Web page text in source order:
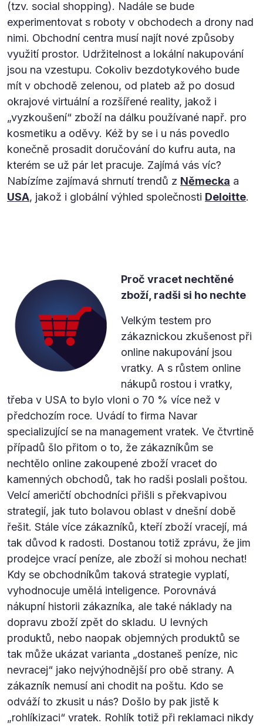
(tzv. social shopping). Nadále se bude
experimentovat s roboty v obchodech a drony nad
nimi. Obchodní centra musí najít nové způsoby
využití prostor. Udržitelnost a lokální nakupování
jsou na vzestupu. Cokoliv bezdotykového bude
mít v obchodě zelenou, od plateb až po dosud
okrajové virtuální a rozšířené reality, jakož i
„vyzkoušení“ zboží na dálku používané např. pro
kosmetiku a oděvy. Kéž by se i u nás povedlo
konečně prosadit doručování do kufru auta, na
kterém se už pár let pracuje. Zajímá vás víc?
Nabízíme zajímavá shrnutí trendů z Německa a
USA, jakož i globální výhled společnosti Deloitte.
Proč vracet nechtěné
zboží, radši si ho nechte
Velkým testem pro
zákaznickou zkušenost při
online nakupování jsou
vratky. A s růstem online
nákupů rostou i vratky,
třeba v USA to bylo vloni o 70 % více než v
předchozím roce. Uvádí to firma Navar
specializující se na management vratek. Ve čtvrtině
případů šlo přitom o to, že zákazníkům se
nechtělo online zakoupené zboží vracet do
kamenných obchodů, tak ho radši poslali poštou.
Velcí američtí obchodníci přišli s překvapivou
strategií, jak tuto bolavou oblast v dnešní době
řešit. Stále více zákazníků, kteří zboží vracejí, má
tak důvod k radosti. Dostanou totiž zprávu, že jim
prodejce vrací peníze, ale zboží si mohou nechat!
Kdy se obchodníkům taková strategie vyplatí,
vyhodnocuje umělá inteligence. Porovnává
nákupní historii zákazníka, ale také náklady na
dopravu zboží zpět do skladu. U levných
produktů, nebo naopak objemných produktů se
tak může ukázat varianta „dostaneš peníze, nic
nevracej“ jako nejvýhodnější pro obě strany. A
zákazník nemusí ani chodit na poštu. Kdo se
odváží to zkusit u nás? Došlo by pak jistě k
„rohlíkizaci“ vratek. Rohlík totiž při reklamaci nikdy